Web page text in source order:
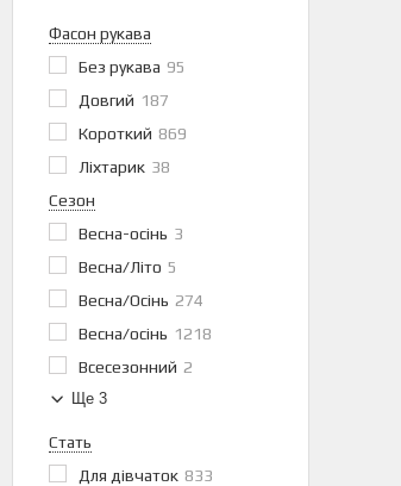
Фасон рукава
Без рукава 95
Довгий 187
Короткий 869
Ліхтарик 38
Сезон
Весна-осінь 3
Весна/Літо 5
Весна/Осінь 274
Весна/осінь 1218
Всесезонний 2
Ще 3
Стать
Для дівчаток 833